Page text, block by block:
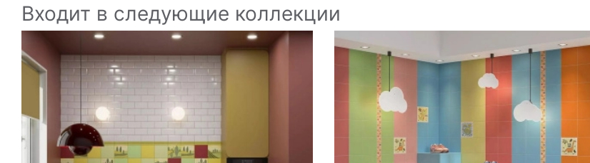
Входит в следующие коллекции